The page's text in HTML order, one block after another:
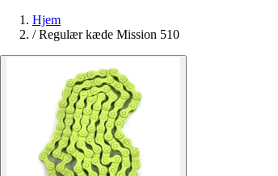
Hjem
/ Regulær kæde Mission 510